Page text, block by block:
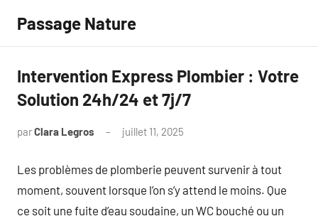
contenu
Passage Nature
Intervention Express Plombier : Votre
Solution 24h/24 et 7j/7
parClara Legros juillet 11, 2025
Les problèmes de plomberie peuvent survenir à tout
moment, souvent lorsque l’on s’y attend le moins. Que
ce soit une fuite d’eau soudaine, un WC bouché ou un